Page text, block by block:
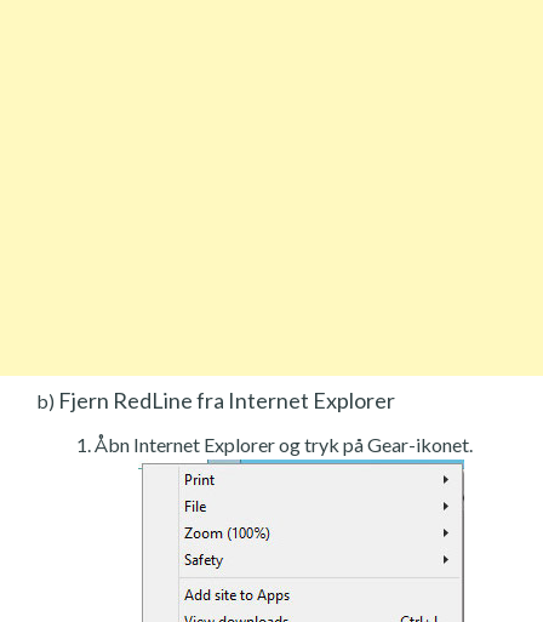
b) Fjern RedLine fra Internet Explorer
Åbn Internet Explorer og tryk på Gear-ikonet.